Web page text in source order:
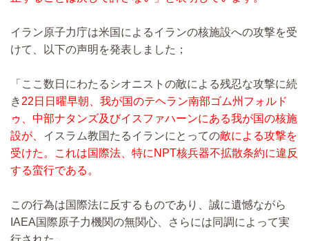
イラン原子力庁は米国によるイランの核施設への攻撃を受
けて、以下の声明を発表しました；
「ここ数日にわたるシオニストの敵による残忍な攻撃に続
き 22日日曜早朝、我が国のテヘラン南部ゴム州フォルド
ゥ、中部ナタンズ及びイスファハーンにある我が国の核施
設が、 イスラム教国たるイランにとっての敵による攻撃を
受けた。これは国際法、特にNPT核兵器不拡散条約に違反
する蛮行である。
この行為は国際法に反するものであり、誠に遺憾ながら
IAEA国際原子力機関の無関心、さらには同調によって実